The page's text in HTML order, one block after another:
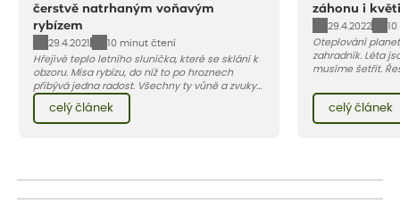
čerstvě natrhaným voňavým
rybízem
29.4.2021
10 minut čtení
Hřejivé teplo letního sluníčka, které se sklání k
obzoru. Mísa rybízu, do níž to po hroznech
přibývá jedna radost. Všechny ty vůně a zvuky
červencové zahrady. Sklizeň rybízu do kuchyně
vnese neuvěřitelný klid a radost. A taky trochu
bezstarostnosti dětství při mlsání babiččina
celý článek
záhonu i
29.4.2022
Oteplování
zahradník. Léta
musíme šetřit.
kterým tyto
barevný záhon
si přát…
celý článek